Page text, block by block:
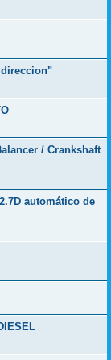
/ Crankshaft
automático de